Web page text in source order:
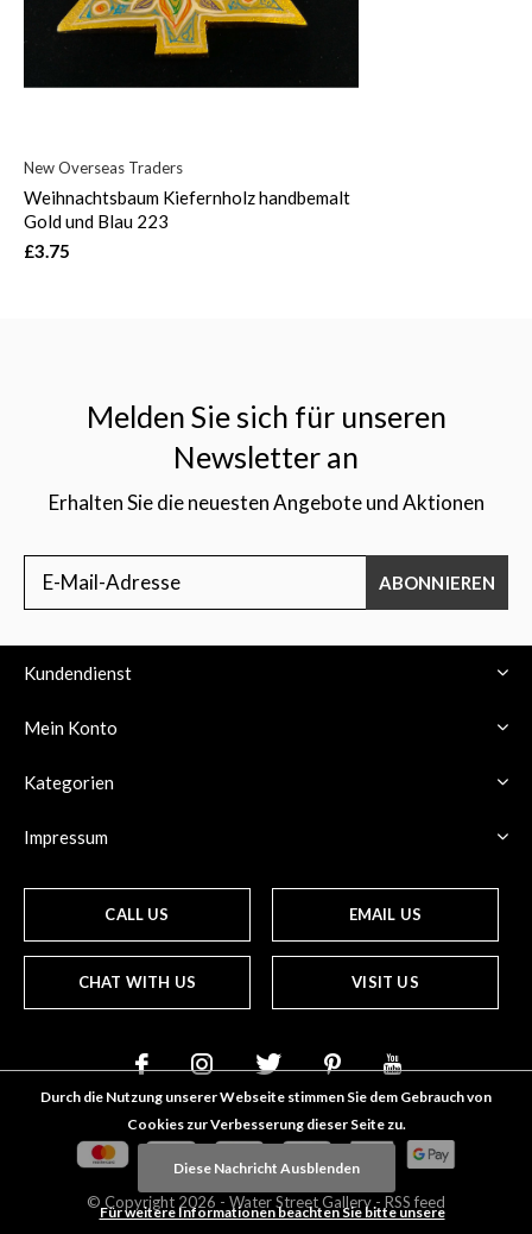
New Overseas Traders
Weihnachtsbaum Kiefernholz handbemalt
Gold und Blau 223
£3.75
Melden Sie sich für unseren
Newsletter an
Erhalten Sie die neuesten Angebote und Aktionen
ABONNIEREN
Kundendienst
Mein Konto
Kategorien
Impressum
CALL US EMAIL US
CHAT WITH US VISIT US
© Copyright 2026 - Water Street Gallery - RSS feed
Durch die Nutzung unserer Webseite stimmen Sie dem Gebrauch von
Cookies zur Verbesserung dieser Seite zu.
Diese Nachricht Ausblenden
Für weitere Informationen beachten Sie bitte unsere